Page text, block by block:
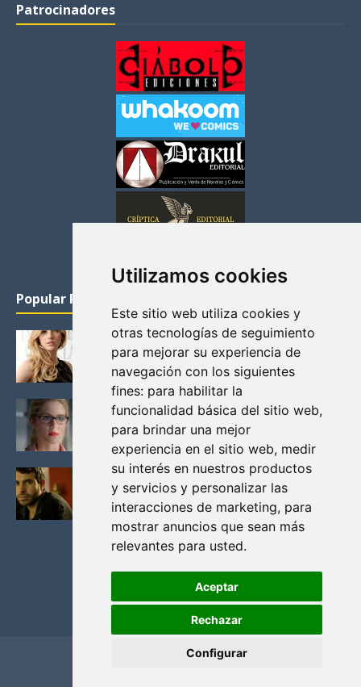
Utilizamos cookies
Este sitio web utiliza cookies y
otras tecnologías de seguimiento
para mejorar su experiencia de
navegación con los siguientes
fines: para habilitar la
funcionalidad básica del sitio web,
para brindar una mejor
experiencia en el sitio web, medir
su interés en nuestros productos
y servicios y personalizar las
interacciones de marketing, para
mostrar anuncios que sean más
relevantes para usted.
Aceptar
Rechazar
Configurar
Patrocinadores
Popular Posts
KATHERYN WINNICK: LA ACTRIZ MAS GUAPA DE
VIKINGOS
Junio 14, 2013
FELICITY (EMILY BETT RICKARDS), LAS FOTOS
MAS BONITAS DE LA ALIADA DE ARROW
Noviembre 30, 2013
BLACK MIRROR: TODA TU HISTORIA. EPISODIO 3.
LA CRITICA
Mayo 17, 2012
Privacidad y cookies
Contacto